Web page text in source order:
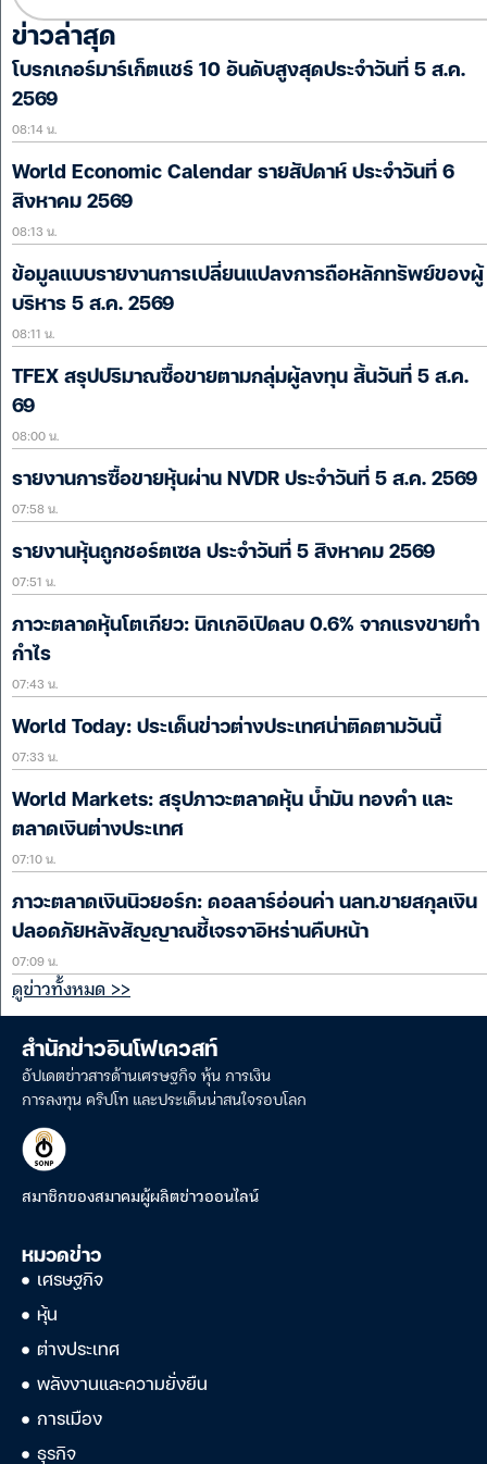
ข่าวล่าสุด
โบรกเกอร์มาร์เก็ตแชร์ 10 อันดับสูงสุดประจำวันที่ 5 ส.ค.
2569
08:14 น.
World Economic Calendar รายสัปดาห์ ประจำวันที่ 6
สิงหาคม 2569
08:13 น.
ข้อมูลแบบรายงานการเปลี่ยนแปลงการถือหลักทรัพย์ของผู้
บริหาร 5 ส.ค. 2569
08:11 น.
TFEX สรุปปริมาณซื้อขายตามกลุ่มผู้ลงทุน สิ้นวันที่ 5 ส.ค.
69
08:00 น.
รายงานการซื้อขายหุ้นผ่าน NVDR ประจำวันที่ 5 ส.ค. 2569
07:58 น.
รายงานหุ้นถูกชอร์ตเซล ประจำวันที่ 5 สิงหาคม 2569
07:51 น.
ภาวะตลาดหุ้นโตเกียว: นิกเกอิเปิดลบ 0.6% จากแรงขายทำ
กำไร
07:43 น.
World Today: ประเด็นข่าวต่างประเทศน่าติดตามวันนี้
07:33 น.
World Markets: สรุปภาวะตลาดหุ้น น้ำมัน ทองคำ และ
ตลาดเงินต่างประเทศ
07:10 น.
ภาวะตลาดเงินนิวยอร์ก: ดอลลาร์อ่อนค่า นลท.ขายสกุลเงิน
ปลอดภัยหลังสัญญาณชี้เจรจาอิหร่านคืบหน้า
07:09 น.
ดูข่าวทั้งหมด >>
สำนักข่าวอินโฟเควสท์
อัปเดตข่าวสารด้านเศรษฐกิจ หุ้น การเงิน
การลงทุน คริปโท และประเด็นน่าสนใจรอบโลก
สมาชิกของสมาคมผู้ผลิตข่าวออนไลน์
หมวดข่าว
เศรษฐกิจ
หุ้น
ต่างประเทศ
พลังงานและความยั่งยืน
การเมือง
ธุรกิจ